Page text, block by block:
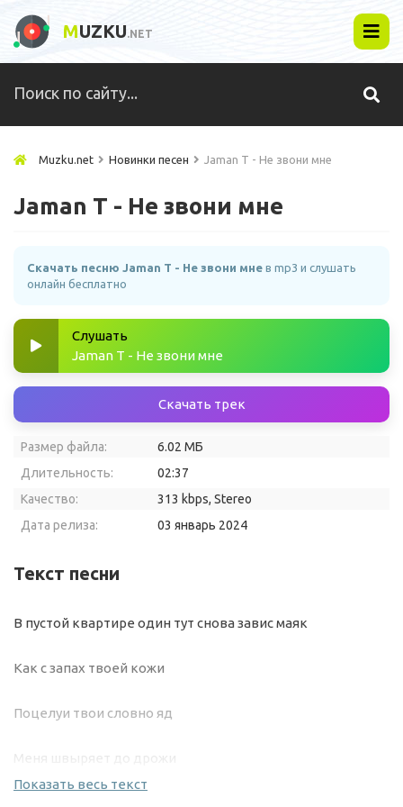
MUZKU.NET
Muzku.net Новинки песен Jaman T - Не звони мне
Jaman T - Не звони мне
Скачать песню Jaman T - Не звони мне в mp3 и слушать
онлайн бесплатно
Слушать
Jaman T - Не звони мне
Скачать трек
Размер файла:
6.02 МБ
Длительность:
02:37
Качество:
313 kbps, Stereo
Дата релиза:
03 январь 2024
Текст песни
В пустой квартире один тут снова завис маяк
Как с запах твоей кожи
Поцелуи твои словно яд
Меня швыряет до дрожи
Показать весь текст